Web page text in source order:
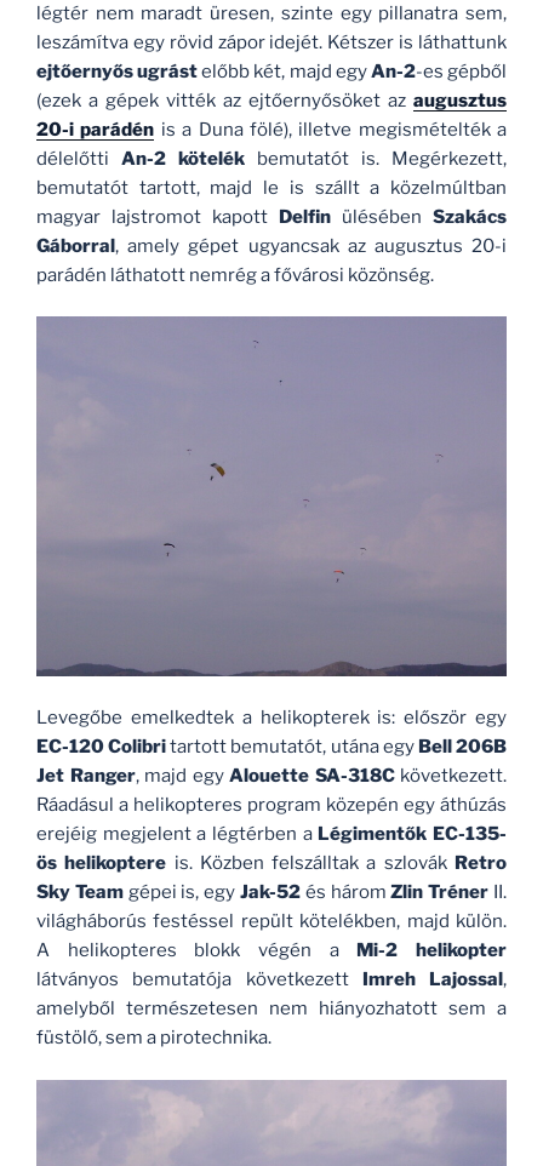
légtér nem maradt üresen, szinte egy pillanatra sem,
leszámítva egy rövid zápor idejét. Kétszer is láthattunk
ejtőernyős ugrástelőbb két, majd egyAn-2-es gépből
(ezek a gépek vitték az ejtőernyősöket az augusztus
20-i parádén is a Duna fölé), illetve megismételték a
délelőtti An-2 kötelék bemutatót is. Megérkezett,
bemutatót tartott, majd le is szállt a közelmúltban
magyar lajstromot kapott Delfin ülésében Szakács
Gáborral, amely gépet ugyancsak az augusztus 20-i
parádén láthatott nemrég a fővárosi közönség.
Levegőbe emelkedtek a helikopterek is: először egy
EC-120 Colibritartott bemutatót, utána egy Bell 206B
Jet Ranger, majd egy Alouette SA-318Ckövetkezett.
Ráadásul a helikopteres program közepén egy áthúzás
erejéig megjelent a légtérben a Légimentők EC-135-
ös helikoptere is. Közben felszálltak a szlovák Retro
Sky Teamgépei is, egyJak-52 és háromZlin Tréner II.
világháborús festéssel repült kötelékben, majd külön.
A helikopteres blokk végén a Mi-2 helikopter
látványos bemutatója következett Imreh Lajossal,
amelyből természetesen nem hiányozhatott sem a
füstölő, sem a pirotechnika.